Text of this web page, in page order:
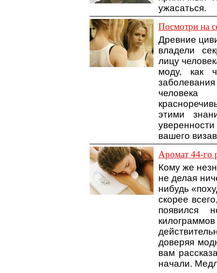
ужасаться.
Посмотри на
Древние
владели
лицу
моду, как
человека
этими
вашего
Аромат 44-го
Кому же
не делая
нибудь
скорее
появился
доверяя
вам
начали.